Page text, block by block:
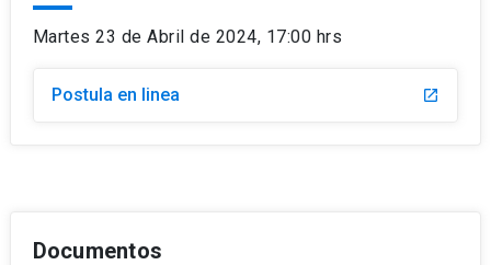
Martes 23 de Abril de 2024, 17:00 hrs
Postula en linea launch
Documentos